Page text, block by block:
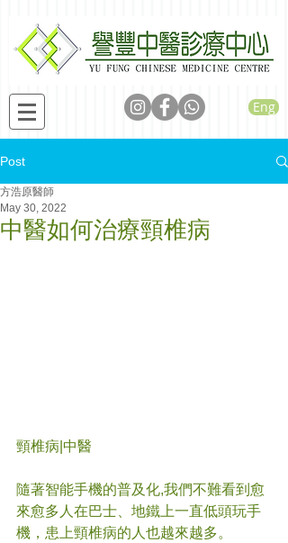
Eng
Post
中醫如何治療頸椎病
方浩原醫師
May 30, 2022
頸椎病|中醫
隨著智能手機的普及化,我們不難看到愈
來愈多人在巴士、地鐵上一直低頭玩手
機，患上頸椎病的人也越來越多。